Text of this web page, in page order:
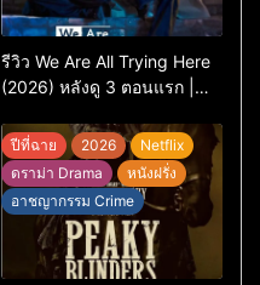
รีวิว We Are All Trying Here
(2026) หลังดู 3 ตอนแรก |
แต่ยังไปไม่ถึงไหน
ปีที่ฉาย 2026
Netflix
ดราม่า Drama
หนังฝรั่ง
อาชญากรรม Crime